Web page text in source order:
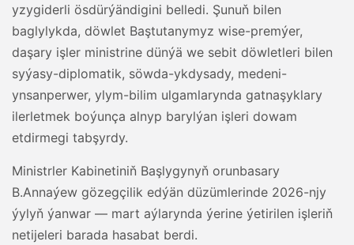
yzygiderli ösdürýändigini belledi. Şunuň bilen
baglylykda, döwlet Baştutanymyz wise-premýer,
daşary işler ministrine dünýä we sebit döwletleri bilen
syýasy-diplomatik, söwda-ykdysady, medeni-
ynsanperwer, ylym-bilim ulgamlarynda gatnaşyklary
ilerletmek boýunça alnyp barylýan işleri dowam
etdirmegi tabşyrdy.
Ministrler Kabinetiniň Başlygynyň orunbasary
B.Annaýew gözegçilik edýän düzümlerinde 2026-njy
ýylyň ýanwar — mart aýlarynda ýerine ýetirilen işleriň
netijeleri barada hasabat berdi.